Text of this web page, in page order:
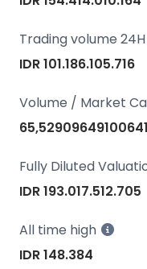
Trading volume 24H
IDR 101.186.105.716
Volume / Market
Fully Diluted
IDR 193.017.512.705
All time high
IDR 148.384